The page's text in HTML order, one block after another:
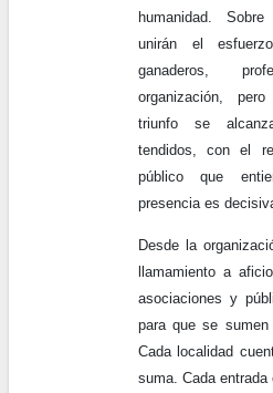
humanidad.
unirán el
ganaderos,
organización,
triunfo se
tendidos, con el
público que
presencia es
Desde la
llamamiento a
asociaciones y
para que se sumen
Cada localidad
suma. Cada entrada